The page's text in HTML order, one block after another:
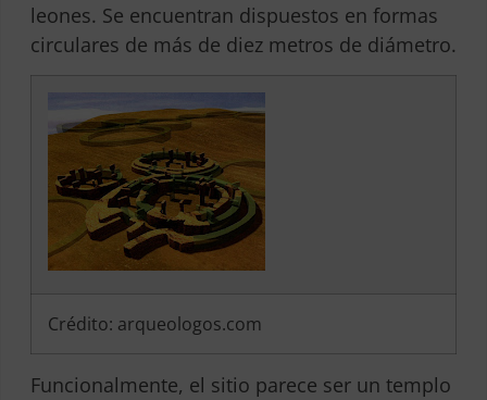
leones. Se encuentran dispuestos en formas
circulares de más de diez metros de diámetro.
Crédito: arqueologos.com
Funcionalmente, el sitio parece ser un templo